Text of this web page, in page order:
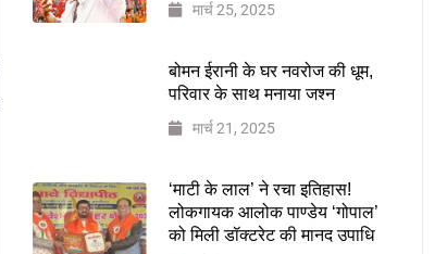
मार्च 25, 2025
बोमन ईरानी के घर नवरोज की धूम,
परिवार के साथ मनाया जश्न
मार्च 21, 2025
‘माटी के लाल’ ने रचा इतिहास!
लोकगायक आलोक पाण्डेय ‘गोपाल’
को मिली डॉक्टरेट की मानद उपाधि